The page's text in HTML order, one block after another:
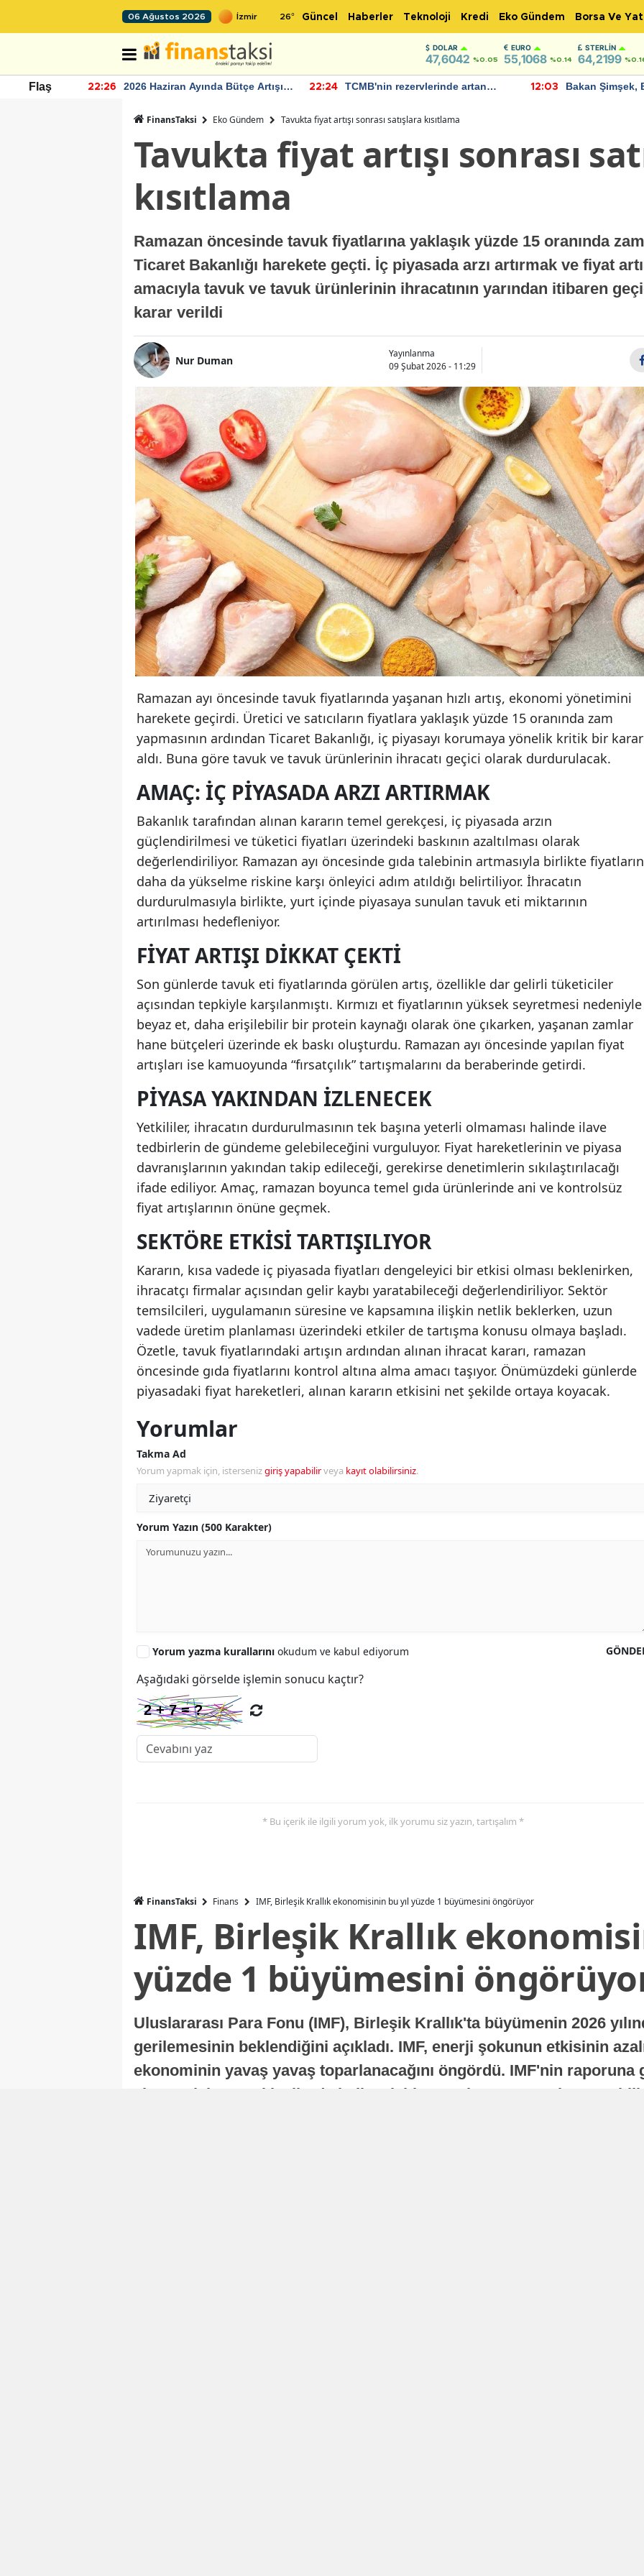
06 Ağustos 2026 26° Güncel Haberler Teknoloji Kredi Eko Gündem Borsa Ve
DOLAR
47,6042 %0.05
EURO
55,1068 %0.14
STERLIN
64,2199
Flaş 22:26
2026 Haziran Ayında Bütçe Artışı
22:24
TCMB'nin rezervlerinde artan
12:03
Bakan Şimşek,
FinansTaksi Eko Gündem Tavukta fiyat artışı sonrası satışlara kısıtlama
Tavukta fiyat artışı sonrası
kısıtlama
Ramazan öncesinde tavuk fiyatlarına yaklaşık yüzde 15 oranında zam
Ticaret Bakanlığı harekete geçti. İç piyasada arzı artırmak ve fiyat
amacıyla tavuk ve tavuk ürünlerinin ihracatının yarından itibaren
karar verildi
Nur Duman
Yayınlanma
09 Şubat 2026 - 11:29
Ramazan ayı öncesinde tavuk fiyatlarında yaşanan hızlı artış, ekonomi yönetimini
harekete geçirdi. Üretici ve satıcıların fiyatlara yaklaşık yüzde 15 oranında zam
yapmasının ardından Ticaret Bakanlığı, iç piyasayı korumaya yönelik kritik bir karar
aldı. Buna göre tavuk ve tavuk ürünlerinin ihracatı geçici olarak durdurulacak.
AMAÇ: İÇ PIYASADA ARZI ARTIRMAK
Bakanlık tarafından alınan kararın temel gerekçesi, iç piyasada arzın
güçlendirilmesi ve tüketici fiyatları üzerindeki baskının azaltılması olarak
değerlendiriliyor. Ramazan ayı öncesinde gıda talebinin artmasıyla birlikte fiyatların
daha da yükselme riskine karşı önleyici adım atıldığı belirtiliyor. İhracatın
durdurulmasıyla birlikte, yurt içinde piyasaya sunulan tavuk eti miktarının
artırılması hedefleniyor.
FIYAT ARTIŞI DIKKAT ÇEKTI
Son günlerde tavuk eti fiyatlarında görülen artış, özellikle dar gelirli tüketiciler
açısından tepkiyle karşılanmıştı. Kırmızı et fiyatlarının yüksek seyretmesi nedeniyle
beyaz et, daha erişilebilir bir protein kaynağı olarak öne çıkarken, yaşanan zamlar
hane bütçeleri üzerinde ek baskı oluşturdu. Ramazan ayı öncesinde yapılan fiyat
artışları ise kamuoyunda “fırsatçılık” tartışmalarını da beraberinde getirdi.
PIYASA YAKINDAN IZLENECEK
Yetkililer, ihracatın durdurulmasının tek başına yeterli olmaması halinde ilave
tedbirlerin de gündeme gelebileceğini vurguluyor. Fiyat hareketlerinin ve piyasa
davranışlarının yakından takip edileceği, gerekirse denetimlerin sıkılaştırılacağı
ifade ediliyor. Amaç, ramazan boyunca temel gıda ürünlerinde ani ve kontrolsüz
fiyat artışlarının önüne geçmek.
SEKTÖRE ETKISI TARTIŞILIYOR
Kararın, kısa vadede iç piyasada fiyatları dengeleyici bir etkisi olması beklenirken,
ihracatçı firmalar açısından gelir kaybı yaratabileceği değerlendiriliyor. Sektör
temsilcileri, uygulamanın süresine ve kapsamına ilişkin netlik beklerken, uzun
vadede üretim planlaması üzerindeki etkiler de tartışma konusu olmaya başladı.
Özetle, tavuk fiyatlarındaki artışın ardından alınan ihracat kararı, ramazan
öncesinde gıda fiyatlarını kontrol altına alma amacı taşıyor. Önümüzdeki günlerde
piyasadaki fiyat hareketleri, alınan kararın etkisini net şekilde ortaya koyacak.
Yorumlar
Takma Ad
Yorum yapmak için, istersenizgiriş yapabilirveya kayıt olabilirsiniz.
Yorum Yazın (500 Karakter)
Yorum yazma kurallarını okudum ve kabul ediyorum
Aşağıdaki görselde işlemin sonucu kaçtır?
* Bu içerik ile ilgili yorum yok, ilk yorumu siz yazın, tartışalım *
FinansTaksi Finans IMF, Birleşik Krallık ekonomisinin bu yıl yüzde 1 büyümesini öngörüyor
IMF, Birleşik Krallık
yüzde 1 büyümesini
Uluslararası Para Fonu (IMF), Birleşik Krallık'ta büyümenin 2026
gerilemesinin beklendiğini açıkladı. IMF, enerji şokunun etkisinin
ekonominin yavaş yavaş toparlanacağını öngördü. IMF'nin raporuna
ekonomisi, sonraki yıllarda istikrarlı bir toparlanma süreci